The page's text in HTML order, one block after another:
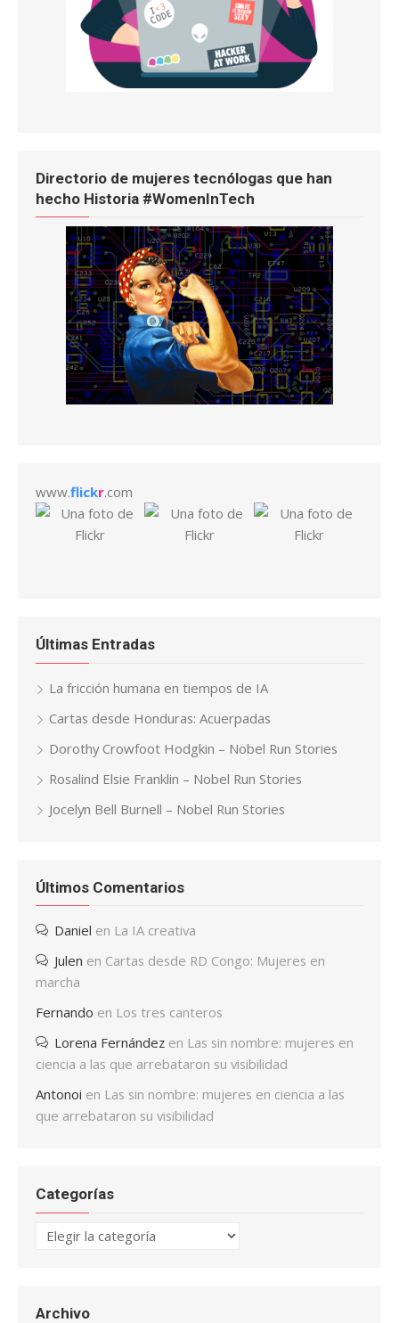
Directorio de mujeres tecnólogas que han
hecho Historia #WomenInTech
www.flickr.com
Últimas Entradas
La fricción humana en tiempos de IA
Cartas desde Honduras: Acuerpadas
Dorothy Crowfoot Hodgkin – Nobel Run Stories
Rosalind Elsie Franklin – Nobel Run Stories
Jocelyn Bell Burnell – Nobel Run Stories
Últimos Comentarios
Daniel en La IA creativa
Julen en Cartas desde RD Congo: Mujeres en
marcha
Fernando en Los tres canteros
Lorena Fernández en Las sin nombre: mujeres en
ciencia a las que arrebataron su visibilidad
Antonoi en Las sin nombre: mujeres en ciencia a las
que arrebataron su visibilidad
Categorías
Categorías
Archivo